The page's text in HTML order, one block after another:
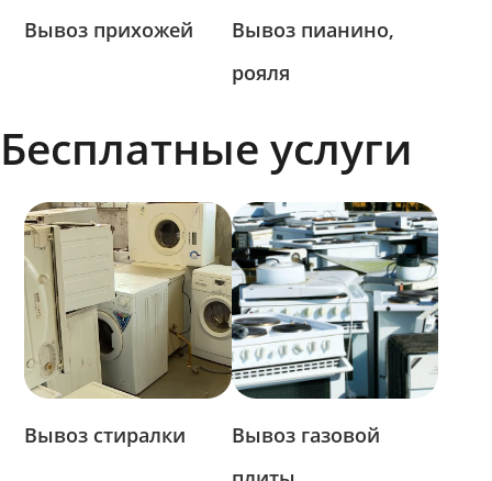
Вывоз прихожей
Вывоз пианино,
рояля
Бесплатные услуги
Вывоз стиралки
Вывоз газовой